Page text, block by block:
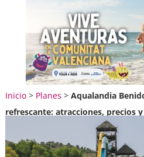
Inicio> Planes > Aqualandia
refrescante: atracciones, precios